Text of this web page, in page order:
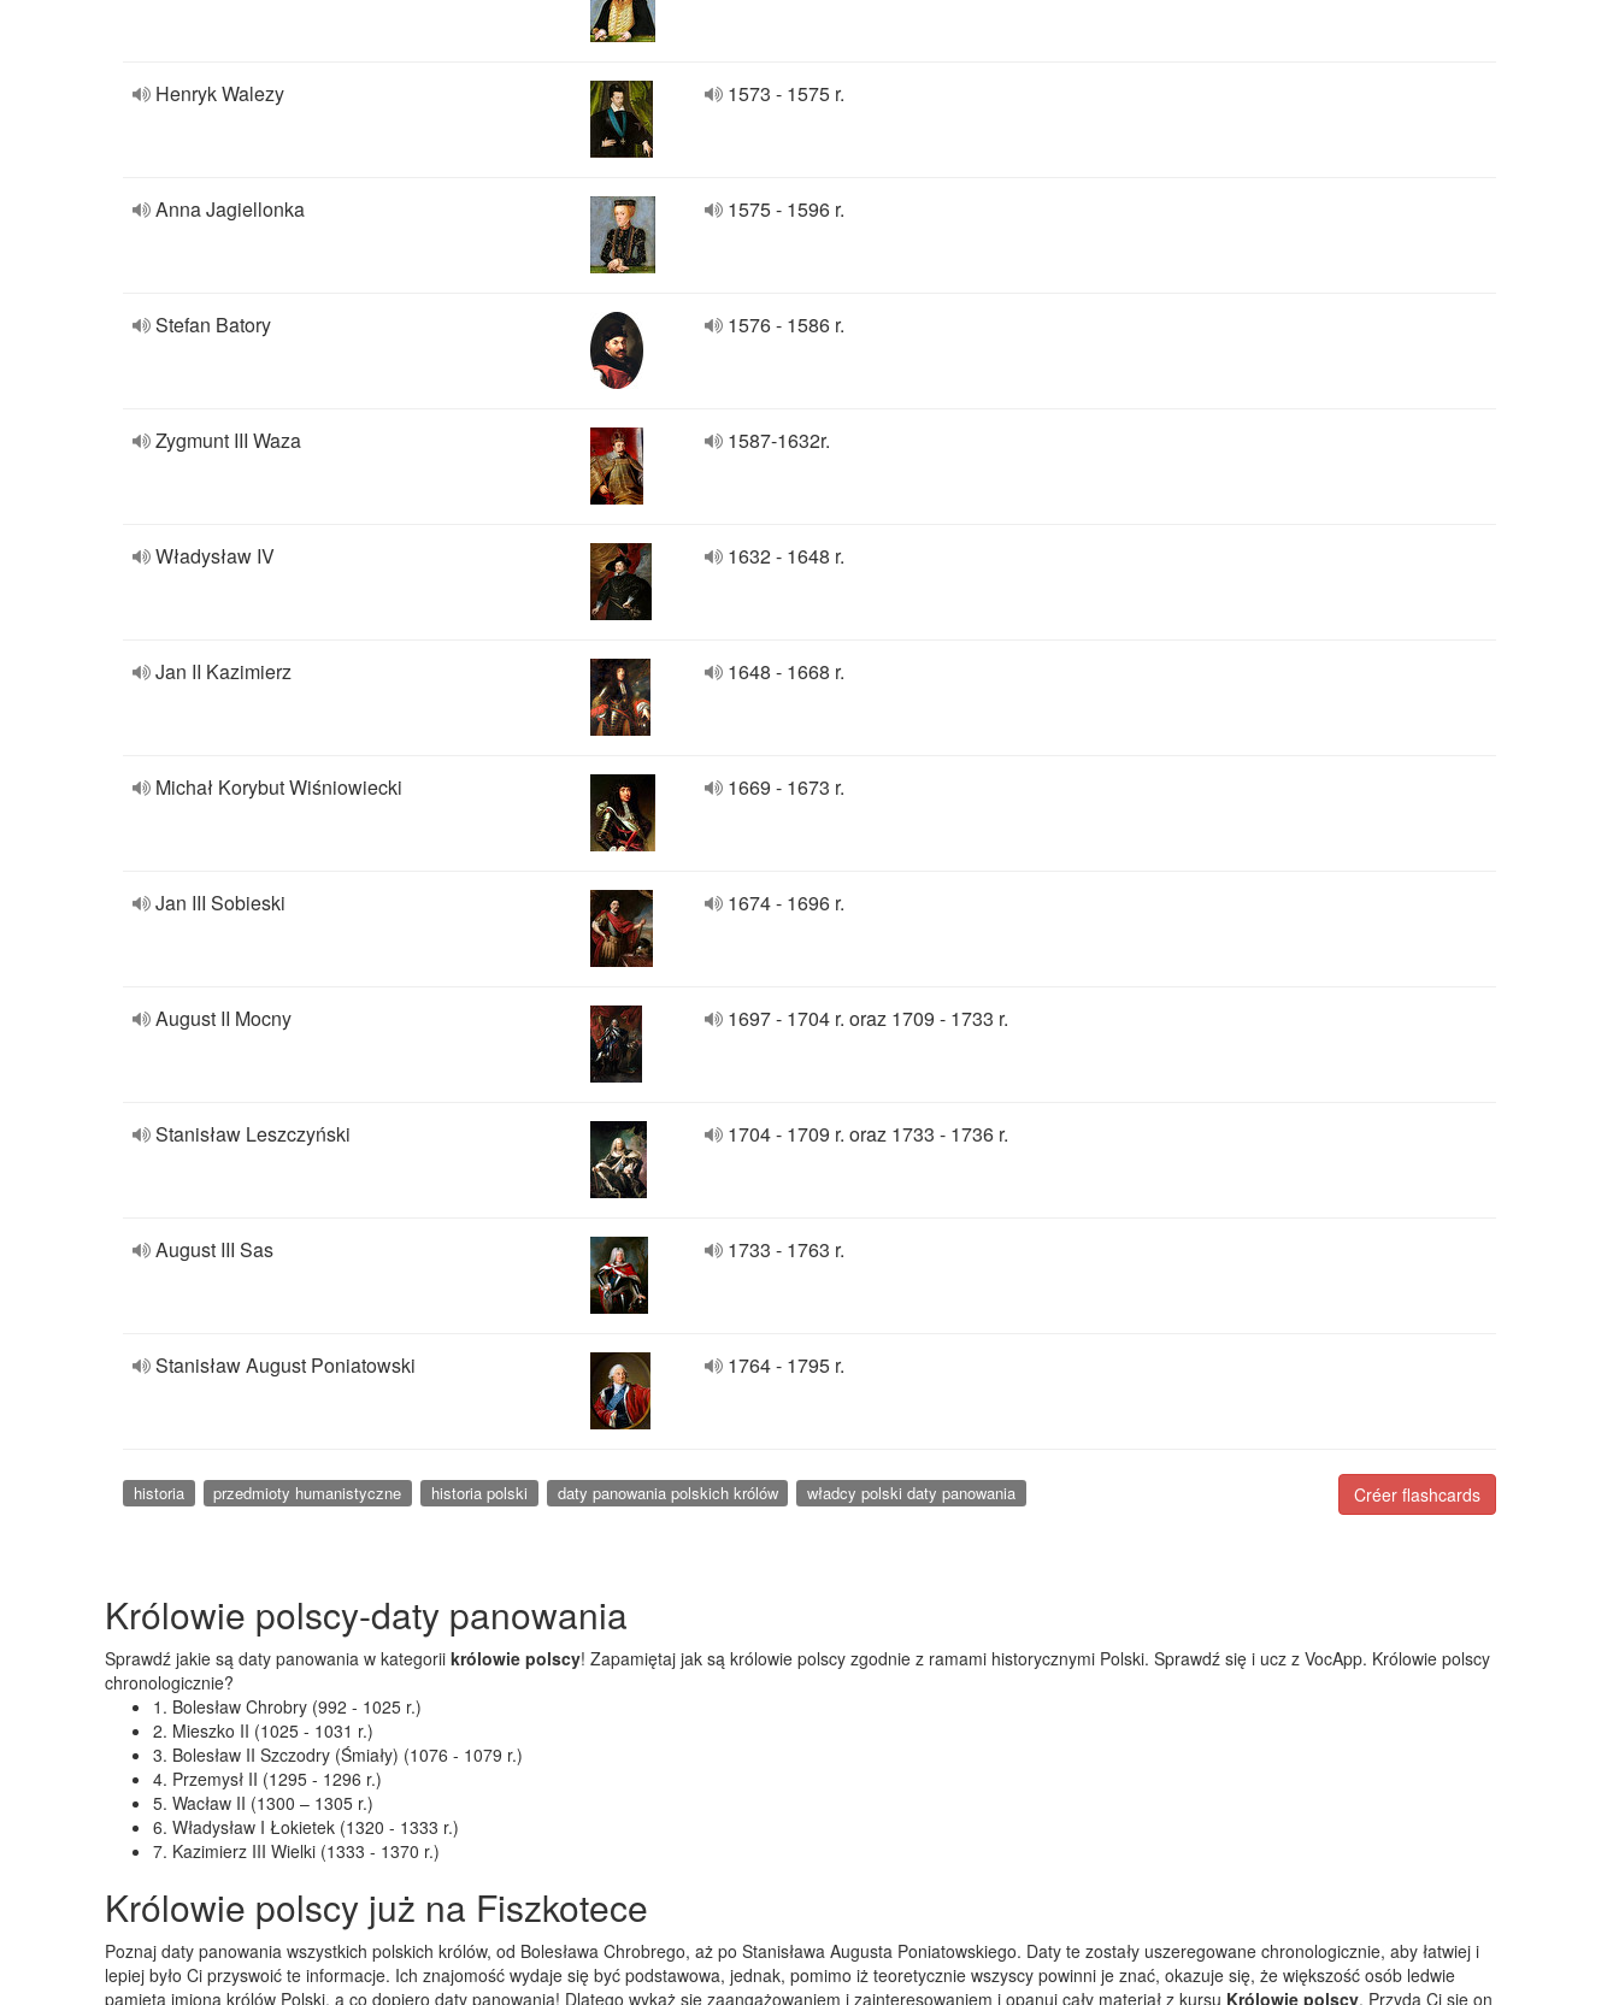
Henryk Walezy 1573 - 1575 r.
Anna Jagiellonka 1575 - 1596 r.
Stefan Batory 1576 - 1586 r.
Zygmunt III Waza 1587-1632r.
Władysław IV 1632 - 1648 r.
Jan II Kazimierz 1648 - 1668 r.
Michał Korybut Wiśniowiecki 1669 - 1673 r.
Jan III Sobieski 1674 - 1696 r.
August II Mocny 1697 - 1704 r. oraz 1709 - 1733 r.
Stanisław Leszczyński 1704 - 1709 r. oraz 1733 - 1736 r.
August III Sas 1733 - 1763 r.
Stanisław August Poniatowski 1764 - 1795 r.
Créer flashcards
historia przedmioty humanistyczne historia polski daty panowania polskich królów władcy polski daty panowania
Królowie polscy-daty panowania
Sprawdź jakie są daty panowania w kategorii królowie polscy! Zapamiętaj jak są królowie polscy zgodnie z ramami historycznymi Polski. Sprawdź się i ucz z VocApp. Królowie polscy
chronologicznie?
1. Bolesław Chrobry (992 - 1025 r.)
2. Mieszko II (1025 - 1031 r.)
3. Bolesław II Szczodry (Śmiały) (1076 - 1079 r.)
4. Przemysł II (1295 - 1296 r.)
5. Wacław II (1300 – 1305 r.)
6. Władysław I Łokietek (1320 - 1333 r.)
7. Kazimierz III Wielki (1333 - 1370 r.)
Królowie polscy już na Fiszkotece
Poznaj daty panowania wszystkich polskich królów, od Bolesława Chrobrego, aż po Stanisława Augusta Poniatowskiego. Daty te zostały uszeregowane chronologicznie, aby łatwiej i
lepiej było Ci przyswoić te informacje. Ich znajomość wydaje się być podstawowa, jednak, pomimo iż teoretycznie wszyscy powinni je znać, okazuje się, że większość osób ledwie
pamięta imiona królów Polski, a co dopiero daty panowania! Dlatego wykaż się zaangażowaniem i zainteresowaniem i opanuj cały materiał z kursu Królowie polscy. Przyda Ci się on